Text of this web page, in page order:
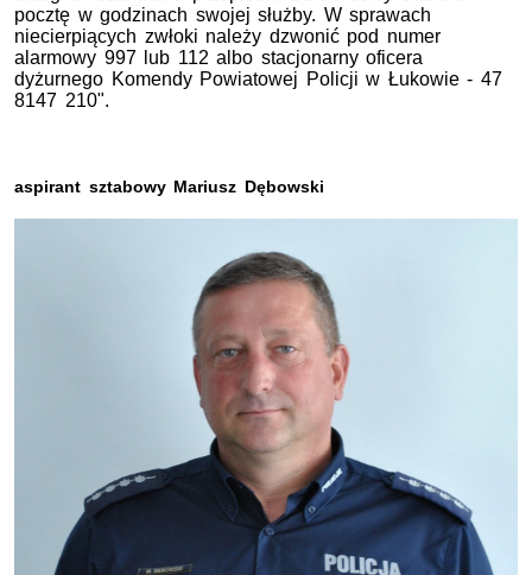
pocztę w godzinach swojej służby. W sprawach
niecierpiących zwłoki należy dzwonić pod numer
alarmowy 997 lub 112 albo stacjonarny oficera
dyżurnego Komendy Powiatowej Policji w Łukowie - 47
8147 210".
aspirant sztabowy Mariusz Dębowski